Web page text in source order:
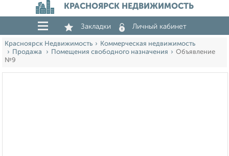
КРАСНОЯРСК НЕДВИЖИМОСТЬ
Закладки Личный кабинет
Красноярск Недвижимость
Коммерческая недвижимость
Продажа
Помещения свободного назначения
Объявление
№9